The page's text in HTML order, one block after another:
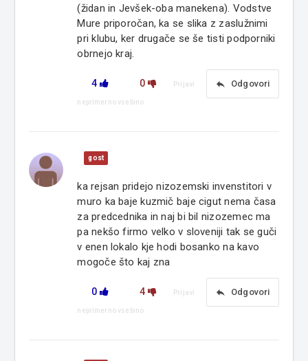
(židan in Jevšek-oba manekena). Vodstve
Mure priporočan, ka se slika z zaslužnimi
pri klubu, ker drugače se še tisti podporniki
obrnejo kraj.
4 0 reply Odgovori
Prijavi
neprimerno vsebino
gost
ka rejsan pridejo nizozemski invenstitori v
muro ka baje kuzmič baje cigut nema časa
za predcednika in naj bi bil nizozemec ma
pa nekšo firmo velko v sloveniji tak se guči
v enen lokalo kje hodi bosanko na kavo
mogoče što kaj zna
0 4 reply Odgovori
Prijavi
neprimerno vsebino